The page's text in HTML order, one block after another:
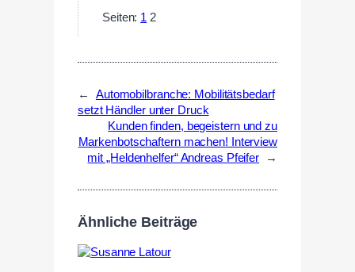
Seiten: 1 2
←
Automobilbranche: Mobilitätsbedarf
setzt Händler unter Druck
Kunden finden, begeistern und zu
Markenbotschaftern machen! Interview
mit „Heldenhelfer“ Andreas Pfeifer
→
Ähnliche Beiträge